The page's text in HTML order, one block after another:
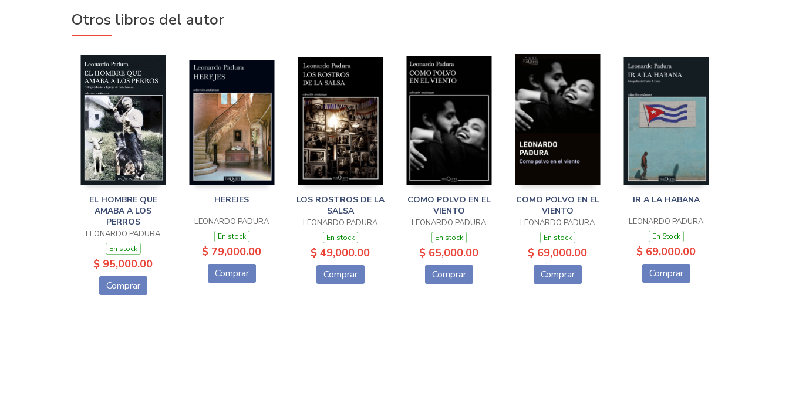
Otros libros del autor
EL HOMBRE QUE
AMABA A LOS
PERROS
LEONARDO PADURA
En stock
$ 95,000.00
Comprar
HEREJES
LEONARDO PADURA
En stock
$ 79,000.00
Comprar
LOS ROSTROS DE LA
SALSA
LEONARDO PADURA
En stock
$ 49,000.00
Comprar
COMO POLVO EN EL
VIENTO
LEONARDO PADURA
En stock
$ 65,000.00
Comprar
COMO POLVO EN EL
VIENTO
LEONARDO PADURA
En stock
$ 69,000.00
Comprar
IR A LA HABANA
LEONARDO PADURA
En Stock
$ 69,000.00
Comprar